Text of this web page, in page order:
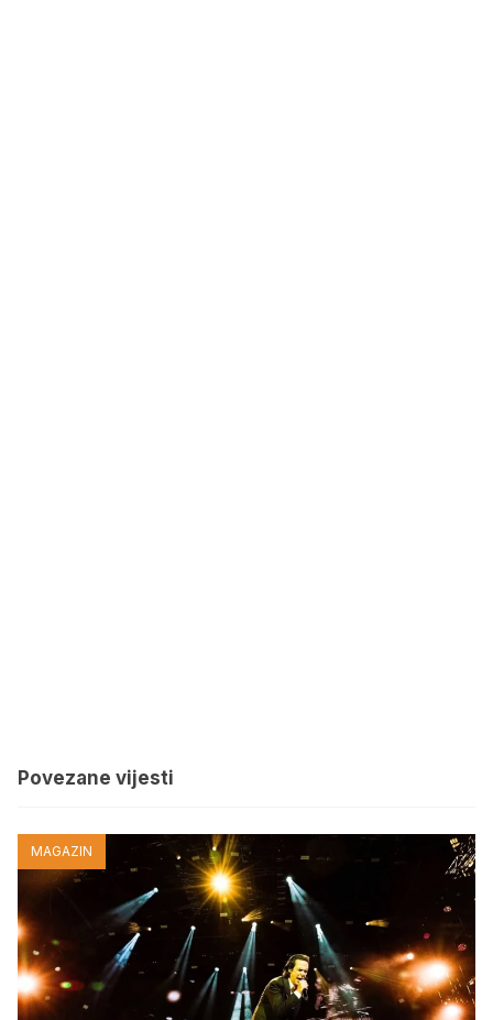
Povezane vijesti
MAGAZIN